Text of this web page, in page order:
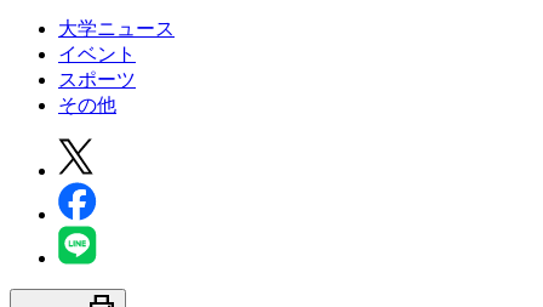
大学ニュース
イベント
スポーツ
その他